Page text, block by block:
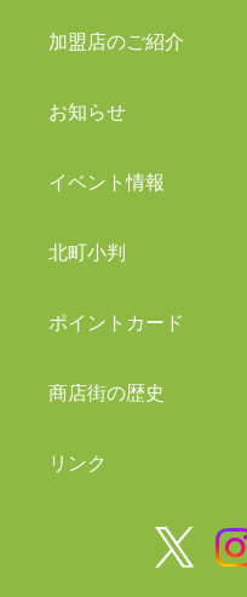
加盟店のご紹介
お知らせ
イベント情報
北町小判
ポイントカード
商店街の歴史
リンク